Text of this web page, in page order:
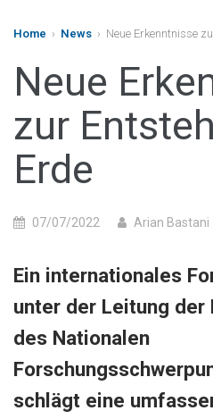
Home › News › Neue Erkenntnisse
Neue
zur
Erde
07/07/2022 Arian Bastani
Ein internationales
unter der Leitung der
des Nationalen
schlägt eine